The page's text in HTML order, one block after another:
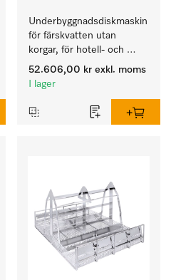
Underbyggnadsdiskmaskin
för färskvatten utan
korgar, för hotell- och
restaurang,
cateringföretag.
52.606,00 kr exkl. moms
I lager